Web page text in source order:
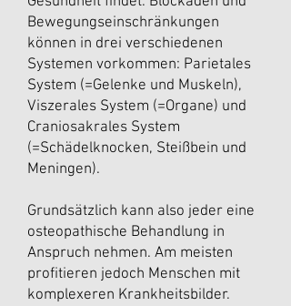
Bewegungseinschränkungen
können in drei verschiedenen
Systemen vorkommen: Parietales
System (=Gelenke und Muskeln),
Viszerales System (=Organe) und
Craniosakrales System
(=Schädelknocken, Steißbein und
Meningen).
Grundsätzlich kann also jeder eine
osteopathische Behandlung in
Anspruch nehmen. Am meisten
profitieren jedoch Menschen mit
komplexeren Krankheitsbilder.